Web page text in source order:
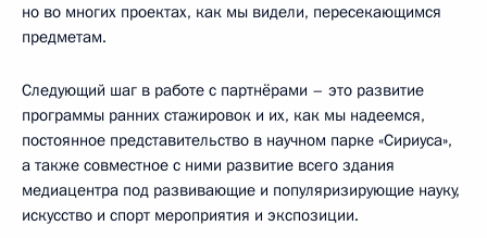
но во многих проектах, как мы видели, пересекающимся
предметам.
Следующий шаг в работе с партнёрами – это развитие
программы ранних стажировок и их, как мы надеемся,
постоянное представительство в научном парке «Сириуса»,
а также совместное с ними развитие всего здания
медиацентра под развивающие и популяризирующие науку,
искусство и спорт мероприятия и экспозиции.